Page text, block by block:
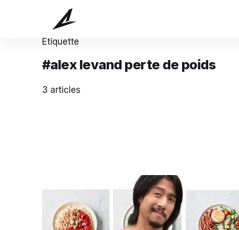
Étiquette
#alex levand perte de poids
3 articles